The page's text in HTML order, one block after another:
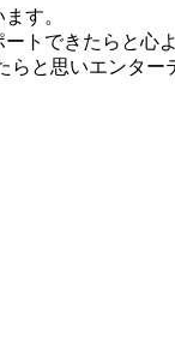
す。
トできたらと心
と思いエンタ